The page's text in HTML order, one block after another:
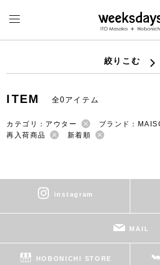
絞りこむ
ITEM 全0アイテム
カテゴリ：アウター
ブランド：
再入荷商品
新着順
instagram
MAIL
HOBONICHI STORE